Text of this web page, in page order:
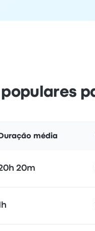
Duração média
20m